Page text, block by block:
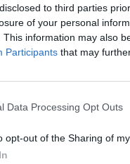
to third parties
of your personal
This information may also
Participants that may
Data Processing Opt Outs
opt-out of the Sharing of